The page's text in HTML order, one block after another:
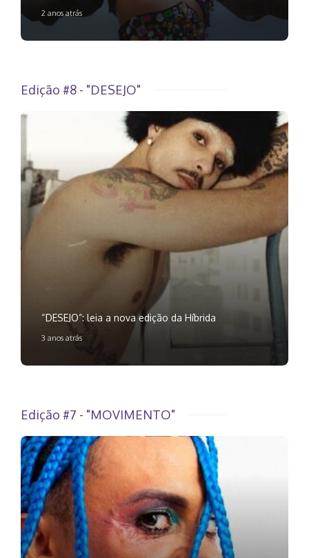
2 anos atrás
Edição #8 - "DESEJO"
“DESEJO”: leia a nova edição da Híbrida
3 anos atrás
Edição #7 - "MOVIMENTO"